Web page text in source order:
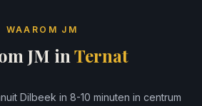
WAAROM JM
JM in Ternat
Dilbeek in 8-10 minuten in centrum